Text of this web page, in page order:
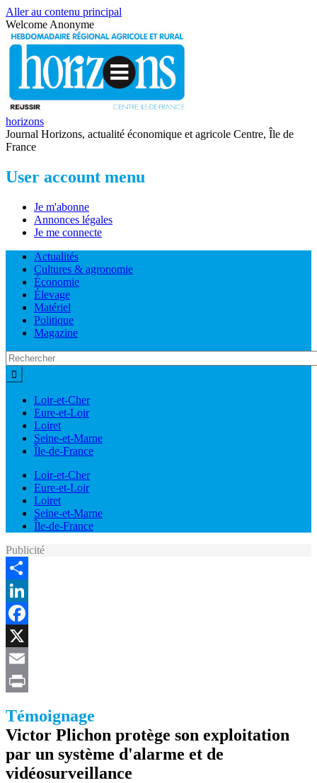
Aller au contenu principal
Welcome Anonyme
horizons
Journal Horizons, actualité économique et agricole Centre, Île de
France
User account menu
Je m'abonne
Annonces légales
Je me connecte
Actualités
Cultures & agronomie
Économie
Élevage
Matériel
Politique
Magazine
Loir-et-Cher
Eure-et-Loir
Loiret
Seine-et-Marne
Île-de-France
Loir-et-Cher
Eure-et-Loir
Loiret
Seine-et-Marne
Île-de-France
Publicité
Share
LinkedIn
Facebook
X
Email
Témoignage
Victor Plichon protège son exploitation
par un système d'alarme et de
vidéosurveillance